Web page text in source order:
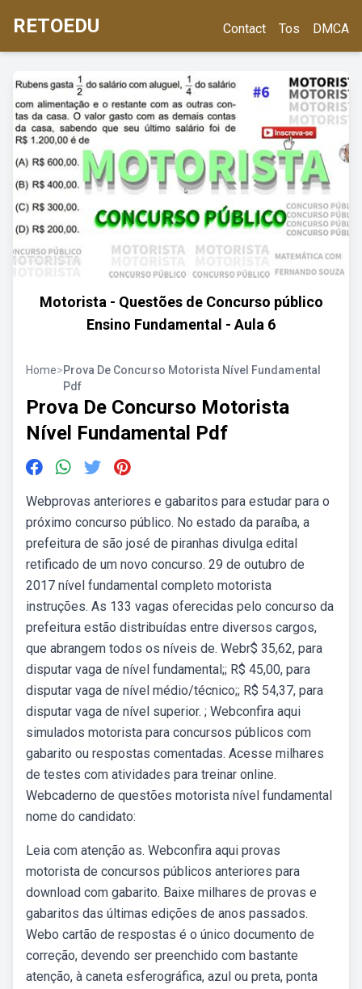
RETOEDU Contact Tos DMCA
Motorista - Questões de Concurso público
Ensino Fundamental - Aula 6
Home>Prova De Concurso Motorista Nível Fundamental
Pdf
Prova De Concurso Motorista
Nível Fundamental Pdf
Webprovas anteriores e gabaritos para estudar para o
próximo concurso público. No estado da paraíba, a
prefeitura de são josé de piranhas divulga edital
retificado de um novo concurso. 29 de outubro de
2017 nível fundamental completo motorista
instruções. As 133 vagas oferecidas pelo concurso da
prefeitura estão distribuídas entre diversos cargos,
que abrangem todos os níveis de. Webr$ 35,62, para
disputar vaga de nível fundamental;; R$ 45,00, para
disputar vaga de nível médio/técnico;; R$ 54,37, para
disputar vaga de nível superior. ; Webconfira aqui
simulados motorista para concursos públicos com
gabarito ou respostas comentadas. Acesse milhares
de testes com atividades para treinar online.
Webcaderno de questões motorista nível fundamental
nome do candidato:
Leia com atenção as. Webconfira aqui provas
motorista de concursos públicos anteriores para
download com gabarito. Baixe milhares de provas e
gabaritos das últimas edições de anos passados.
Webo cartão de respostas é o único documento de
correção, devendo ser preenchido com bastante
atenção, à caneta esferográfica, azul ou preta, ponta